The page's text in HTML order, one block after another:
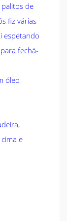
de
fiz várias
espetando
fechá-
óleo
e